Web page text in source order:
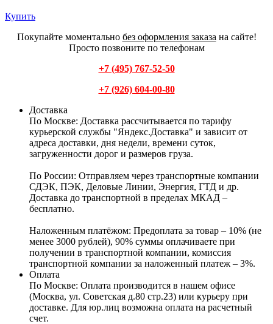
Купить
Покупайте моментально без оформления заказа на сайте!
Просто позвоните по телефонам
+7 (495) 767-52-50
+7 (926) 604-00-80
Доставка
По Москве: Доставка рассчитывается по тарифу
курьерской службы "Яндекс.Доставка" и зависит от
адреса доставки, дня недели, времени суток,
загруженности дорог и размеров груза.
По России: Отправляем через транспортные компании
СДЭК, ПЭК, Деловые Линии, Энергия, ГТД и др.
Доставка до транспортной в пределах МКАД –
бесплатно.
Наложенным платёжом: Предоплата за товар – 10% (не
менее 3000 рублей), 90% суммы оплачиваете при
получении в транспортной компании, комиссия
транспортной компании за наложенный платеж – 3%.
Оплата
По Москве: Оплата производится в нашем офисе
(Москва, ул. Советская д.80 стр.23) или курьеру при
доставке. Для юр.лиц возможна оплата на расчетный
счет.